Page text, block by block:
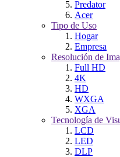
Predator
Acer
Tipo de Uso
Hogar
Empresa
Resolución de
Full HD
4K
HD
WXGA
XGA
Tecnología de
LCD
LED
DLP